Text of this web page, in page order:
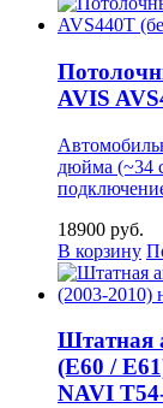
AVIS
дюйма (~34
18900 руб.
В корзину
Штатная
(E60 /
NAVI